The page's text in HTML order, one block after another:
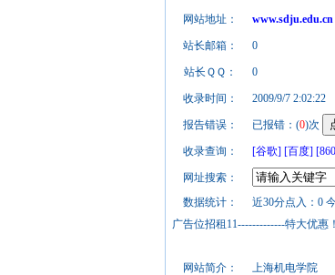
网站地址： www.sdju.edu.cn
站长邮箱： 0
站长ＱＱ： 0
收录时间： 2009/9/7 2:02:22
报告错误： 已报错：(0)次
收录查询： [谷歌] [百度]
网址搜索：
数据统计：
近30分点入：0
广告位招租11-------------特大优惠
网站简介：
上海机电学院